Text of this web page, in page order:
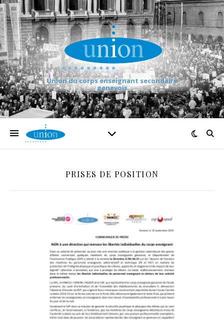
Union du corps enseignant secondaire
genevois
PRISES DE POSITION